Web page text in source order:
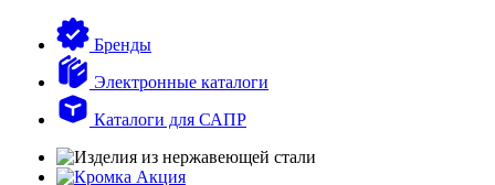
Бренды
Электронные каталоги
Каталоги для САПР